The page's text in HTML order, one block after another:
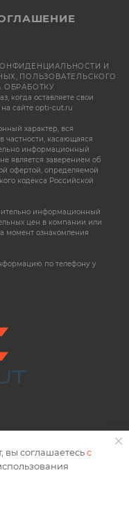
И
, ПОЛЬЗОВАТЕЛЬСКОГО
ОБРАБОТКУ
когда оставляете свои
сайте opti-cut.ru
характер, вся
частности, касающаяся
информационный
является заверением об
офертой, определяемой
кодекса Российской
информационный
цен в компании или
момент ознакомления
по телефону у
вы соглашаетесьс